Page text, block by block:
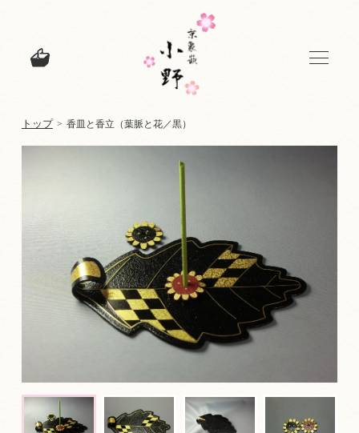
トップ > 香皿と香立（葉脈と花／黒）